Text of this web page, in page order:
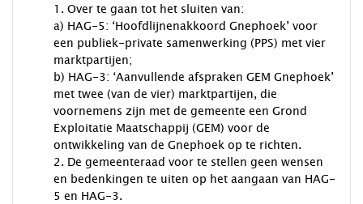
1. Over te gaan tot het sluiten van:
a) HAG-5: ‘Hoofdlijnenakkoord Gnephoek’ voor
een publiek-private samenwerking (PPS) met vier
marktpartijen;
b) HAG-3: ‘Aanvullende afspraken GEM Gnephoek’
met twee (van de vier) marktpartijen, die
voornemens zijn met de gemeente een Grond
Exploitatie Maatschappij (GEM) voor de
ontwikkeling van de Gnephoek op te richten.
2. De gemeenteraad voor te stellen geen wensen
en bedenkingen te uiten op het aangaan van HAG-
5 en HAG-3.